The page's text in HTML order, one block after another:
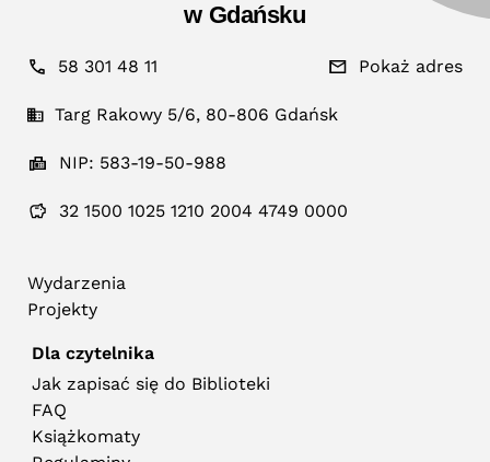
w Gdańsku
58 301 48 11 Pokaż adres
Targ Rakowy 5/6, 80-806 Gdańsk
NIP: 583-19-50-988
32 1500 1025 1210 2004 4749 0000
Wydarzenia
Projekty
Dla czytelnika
Jak zapisać się do Biblioteki
FAQ
Książkomaty